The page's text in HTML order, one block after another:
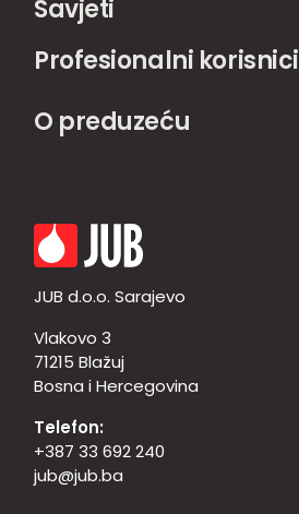
Savjeti
Profesionalni korisnici
O preduzeću
JUB d.o.o. Sarajevo
Vlakovo 3
71215 Blažuj
Bosna i Hercegovina
Telefon:
+387 33 692 240
jub@jub.ba